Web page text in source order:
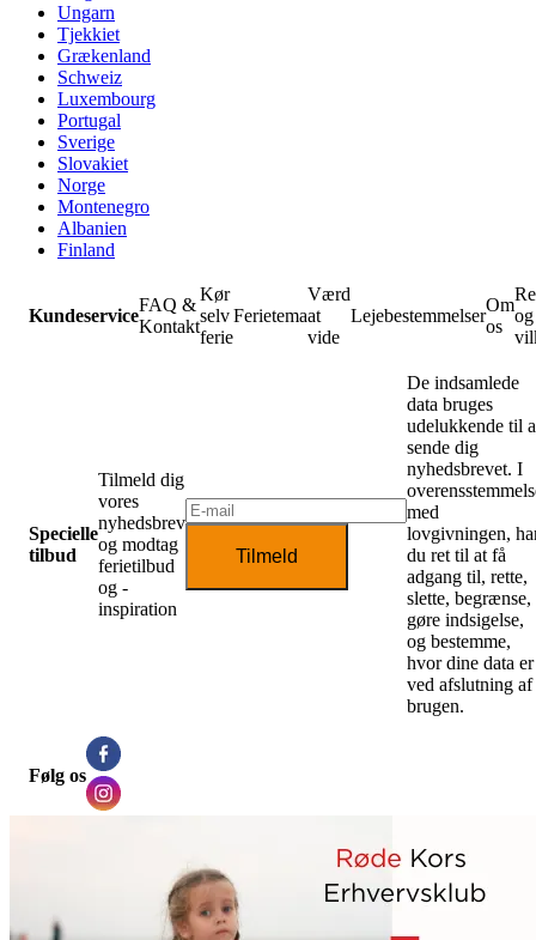
Ungarn
Tjekkiet
Grækenland
Schweiz
Luxembourg
Portugal
Sverige
Slovakiet
Norge
Montenegro
Albanien
Finland
Kundeservice
FAQ &
Kontakt
Kør
selv
ferie
Ferietema
Værd
at
vide
Lejebestemmelser
Om
os
og
Specielle
tilbud
Tilmeld dig
vores
nyhedsbrev
og modtag
ferietilbud
og -
inspiration
Tilmeld
De indsamlede
data bruges
udelukkende til
sende dig
nyhedsbrevet. I
med
lovgivningen,
du ret til at få
adgang til, rette,
slette, begrænse,
gøre indsigelse,
og bestemme,
hvor dine data er
ved afslutning af
brugen.
Følg os